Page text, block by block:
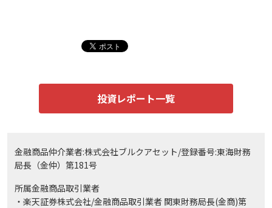
投資レポート一覧
金融商品仲介業者:株式会社ブルクアセット/登録番号:東海財務
局長（金仲）第181号
所属金融商品取引業者
・楽天証券株式会社/金融商品取引業者 関東財務局長(金商)第